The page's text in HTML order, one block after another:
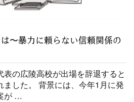
〜暴力に頼らない信頼関係の
の広陵高校が出場を辞退すると
ました。 背景には、今年1月に発
が …